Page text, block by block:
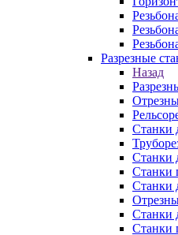
Разрезные
Назад
Станки
Станки
Станки
Станки
Станки
Станки